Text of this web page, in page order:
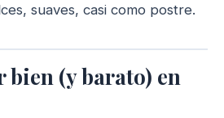
suaves, casi como postre.
bien (y barato) en